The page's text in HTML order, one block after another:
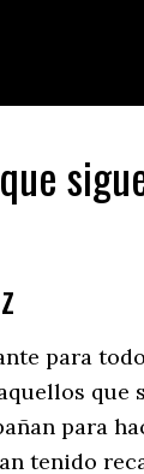
para
que
para
tenido